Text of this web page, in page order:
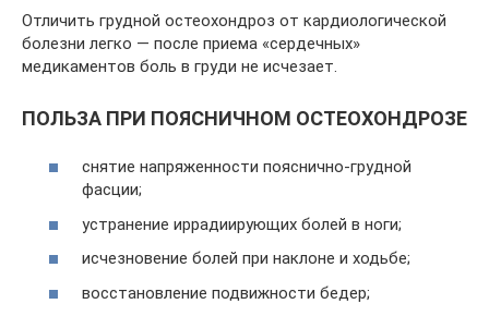
Отличить грудной остеохондроз от кардиологической
болезни легко — после приема «сердечных»
медикаментов боль в груди не исчезает.
ПОЛЬЗА ПРИ ПОЯСНИЧНОМ ОСТЕОХОНДРОЗЕ
снятие напряженности пояснично-грудной
фасции;
устранение иррадиирующих болей в ноги;
исчезновение болей при наклоне и ходьбе;
восстановление подвижности бедер;